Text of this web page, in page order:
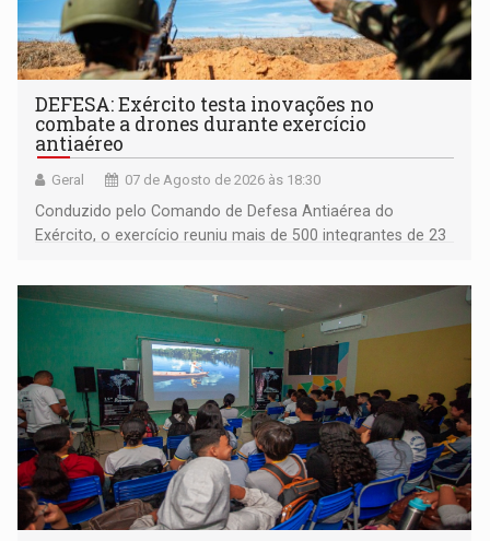
DEFESA: Exército testa inovações no
combate a drones durante exercício
antiaéreo
Geral 07 de Agosto de 2026 às 18:30
Conduzido pelo Comando de Defesa Antiaérea do
Exército, o exercício reuniu mais de 500 integrantes de 23